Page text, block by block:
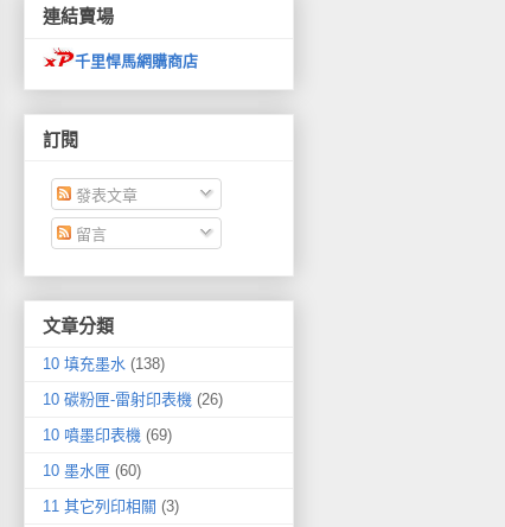
連結賣場
千里悍馬網購商店
訂閱
發表文章
留言
文章分類
10 填充墨水 (138)
10 碳粉匣-雷射印表機 (26)
10 噴墨印表機 (69)
10 墨水匣 (60)
11 其它列印相關 (3)